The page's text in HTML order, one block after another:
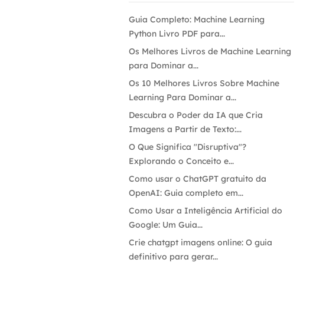
Guia Completo: Machine Learning
Python Livro PDF para...
Os Melhores Livros de Machine Learning
para Dominar a...
Os 10 Melhores Livros Sobre Machine
Learning Para Dominar a...
Descubra o Poder da IA que Cria
Imagens a Partir de Texto:...
O Que Significa "Disruptiva"?
Explorando o Conceito e...
Como usar o ChatGPT gratuito da
OpenAI: Guia completo em...
Como Usar a Inteligência Artificial do
Google: Um Guia...
Crie chatgpt imagens online: O guia
definitivo para gerar...